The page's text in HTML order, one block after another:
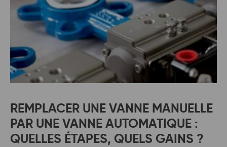
REMPLACER UNE VANNE MANUELLE
PAR UNE VANNE AUTOMATIQUE :
QUELLES ÉTAPES, QUELS GAINS ?